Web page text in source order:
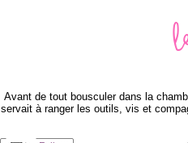
Avant de tout bousculer dans la
servait à ranger les outils, vis et